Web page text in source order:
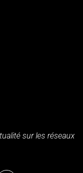
sur les réseaux